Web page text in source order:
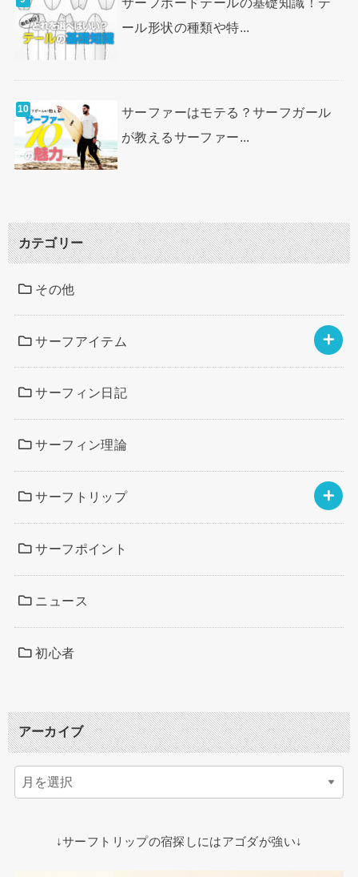
ール形状の種類や特...
サーファーはモテる？サーフガール
が教えるサーファー...
カテゴリー
その他
サーフアイテム
サーフィン日記
サーフィン理論
サーフトリップ
サーフポイント
ニュース
初心者
アーカイブ
↓サーフトリップの宿探しにはアゴダが強い↓